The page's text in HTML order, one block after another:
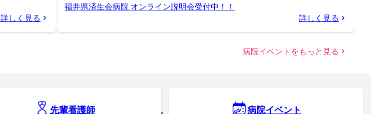
詳しく見る
福井県済生会病院 オンライン説明会受付中！！
詳しく見る
病院イベントをもっと見る
先輩看護師 病院イベント